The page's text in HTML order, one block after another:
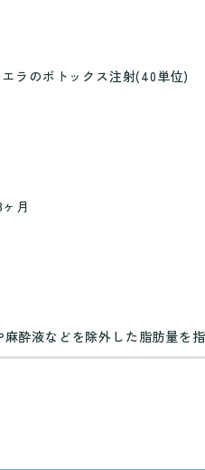
ラのボトックス注射(40単位)
月
酔液などを除外した脂肪量を指